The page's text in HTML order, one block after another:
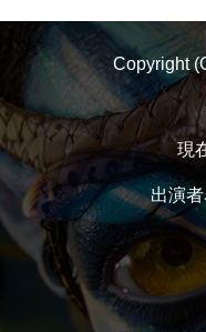
Copyright
現
出演